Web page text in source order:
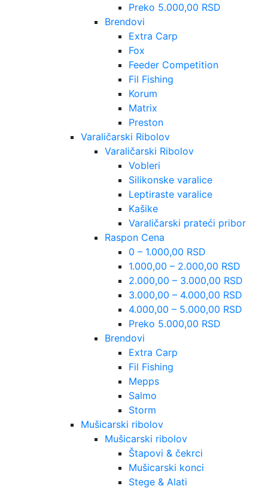
Preko 5.000,00 RSD
Brendovi
Extra Carp
Fox
Feeder Competition
Fil Fishing
Korum
Matrix
Preston
Varaličarski Ribolov
Varaličarski Ribolov
Vobleri
Silikonske varalice
Leptiraste varalice
Kašike
Varaličarski prateći pribor
Raspon Cena
0 – 1.000,00 RSD
1.000,00 – 2.000,00 RSD
2.000,00 – 3.000,00 RSD
3.000,00 – 4.000,00 RSD
4.000,00 – 5.000,00 RSD
Preko 5.000,00 RSD
Brendovi
Extra Carp
Fil Fishing
Mepps
Salmo
Storm
Mušicarski ribolov
Mušicarski ribolov
Štapovi & čekrci
Mušicarski konci
Stege & Alati